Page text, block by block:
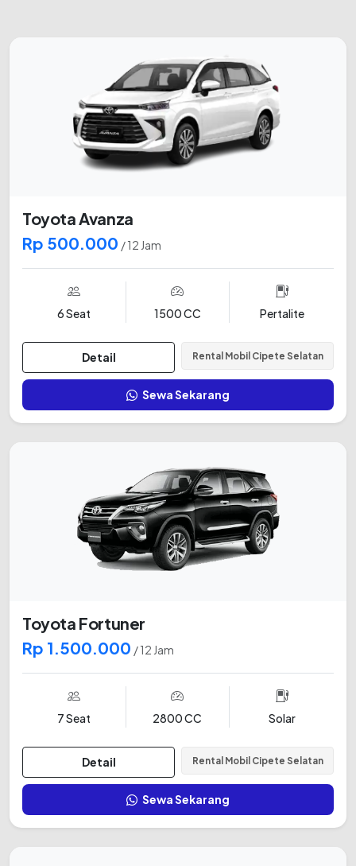
Toyota Avanza
Rp 500.000 / 12 Jam
6 Seat 1500 CC Pertalite
Detail Rental Mobil Cipete Selatan
Sewa Sekarang
Toyota Fortuner
Rp 1.500.000 / 12 Jam
7 Seat 2800 CC Solar
Detail Rental Mobil Cipete Selatan
Sewa Sekarang